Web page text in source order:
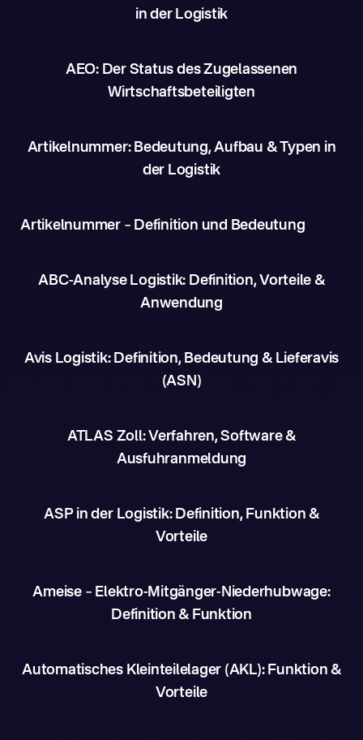
in der Logistik
AEO: Der Status des Zugelassenen
Wirtschaftsbeteiligten
Artikelnummer: Bedeutung, Aufbau & Typen in
der Logistik
Artikelnummer – Definition und Bedeutung
ABC-Analyse Logistik: Definition, Vorteile &
Anwendung
Avis Logistik: Definition, Bedeutung & Lieferavis
(ASN)
ATLAS Zoll: Verfahren, Software &
Ausfuhranmeldung
ASP in der Logistik: Definition, Funktion &
Vorteile
Ameise – Elektro-Mitgänger-Niederhubwage:
Definition & Funktion
Automatisches Kleinteilelager (AKL): Funktion &
Vorteile